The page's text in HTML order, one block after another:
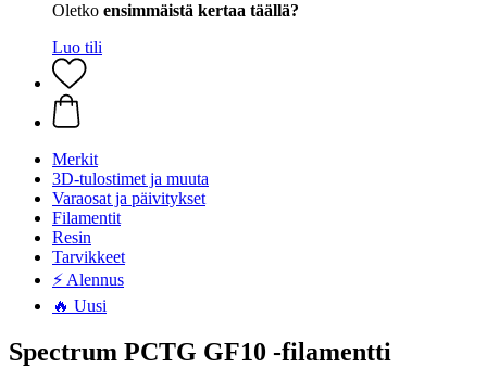
Oletko ensimmäistä kertaa täällä?
Luo tili
Merkit
3D-tulostimet ja muuta
Varaosat ja päivitykset
Filamentit
Resin
Tarvikkeet
⚡ Alennus
🔥 Uusi
Spectrum PCTG GF10 -filamentti